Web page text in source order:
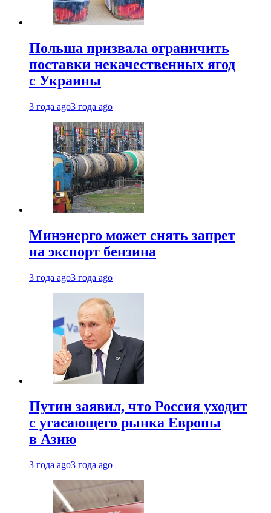
Польша призвала ограничить
поставки некачественных ягод
с Украины
3 года ago3 года ago
Минэнерго может снять запрет
на экспорт бензина
3 года ago3 года ago
Путин заявил, что Россия уходит
с угасающего рынка Европы
в Азию
3 года ago3 года ago